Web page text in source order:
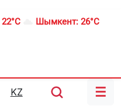
22°C Шымкент: 26°C
KZ ☰